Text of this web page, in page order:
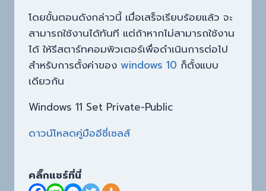
โดยขั้นตอนดังกล่าวนี้ เมื่อเสร็จเรียบร้อยแล้ว จะ
สามารถใช้งานได้ทันที แต่ถ้าหากไม่สามารถใช้งาน
ได้ ให้รีสตาร์ทคอมพิวเตอร์เพื่อดำเนินการต่อไป
สำหรับการตั้งค่าของ windows 10 ก็ตั้งแบบ
เดียวกัน
Windows 11 Set Private-Public
ดาวน์โหลดคู่มืออีซี่เซลส์
คลิ๊กแชร์ที่นี่